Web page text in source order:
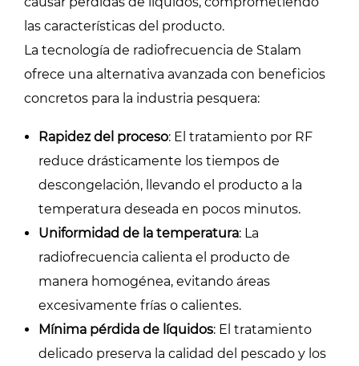
las características del producto.
La tecnología de radiofrecuencia de Stalam
ofrece una alternativa avanzada con beneficios
concretos para la industria pesquera:
Rapidez del proceso: El tratamiento por RF
reduce drásticamente los tiempos de
descongelación, llevando el producto a la
temperatura deseada en pocos minutos.
Uniformidad de la temperatura: La
radiofrecuencia calienta el producto de
manera homogénea, evitando áreas
excesivamente frías o calientes.
Mínima pérdida de líquidos: El tratamiento
delicado preserva la calidad del pescado y los